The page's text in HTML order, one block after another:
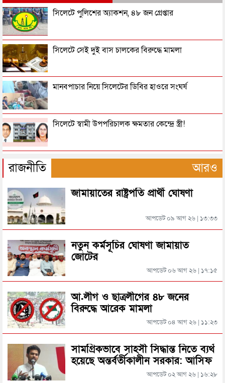
২০২৬ বিশ্বকাপে কে কোন পুরস্কার জিতলেন
আর্জেন্টিনাকে হারিয়ে বিশ্বচ্যাম্পিয়ন স্পেন
নারী মরদেহের ময়নাতদন্তে নারী ডোম নিয়োগ দিতে
হাইকোর্টের রুল
এমবাপের রেকর্ড, সাকার হ্যাটট্রিকের ১০ গোলের থ্রিলারে
ইংল্যান্ডের ব্রোঞ্জ জয়
দুর্দান্ত জয়ে ইংল্যান্ডকে হারিয়ে ফাইনালে মেসির আর্জেন্টিনা
ফ্রান্সকে হারিয়ে বিশ্বকাপের ফাইনালে অপ্রতিরোধ্য স্পেন
রেফারিকে মেসি বললেন, ‘আমাকে সম্মান দিয়ে কথা বলো’
সুইজারল্যান্ডকে উড়িয়ে দিয়ে সেমিফাইনালে আর্জেন্টিনা
নরওয়েকে হারিয়ে সেমিফাইনালে ইংল্যান্ড
৩ বছরের কারাদণ্ড হতে পারে এমবাপ্পের!
সিলেটে পুলিশের অ্যাকশন, ৪৮ জন গ্রেপ্তার
সিলেটে সেই দুই বাস চালকের বিরুদ্ধে মামলা
মানবপাচার নিয়ে সিলেটের ডিবির হাওরে সংঘর্ষ
সিলেটে স্বামী উপপরিচালক ক্ষমতার কেন্দ্রে স্ত্রী!
হবিগঞ্জে মহাসড়কে ত্রিমুখী সংঘর্ষে প্রাণ গেল ২ জনের
সিলেটে বিদ্যুৎস্পৃষ্টে প্রাণ গেল সিসিক কর্মীর
বিচ্ছেদ স্বামীর
জামায়াতের রাষ্ট্রপতি প্রার্থী ঘোষণা
রাষ্ট্রপতি নির্বাচনে বিএনপির দুই মনোনয়নপত্র সংগ্রহ
সিলেটের মহাসড়কে ৬ মাসে দুর্ঘটনায় ১১৭ জনের প্রাণহানি
রাজনীতি আরও
জামায়াতের রাষ্ট্রপতি প্রার্থী ঘোষণা
আপডেট ০৯ আগ ২৬ | ১৩:৩৩
নতুন কর্মসূচির ঘোষণা জামায়াত
জোটের
আপডেট ০৬ আগ ২৬ | ১৭:১৫
আ.লীগ ও ছাত্রলীগের ৪৮ জনের
বিরুদ্ধে আরেক মামলা
আপডেট ০৪ আগ ২৬ | ১১:২৩
সামগ্রিকভাবে সাহসী সিদ্ধান্ত নিতে ব্যর্থ
হয়েছে অন্তর্বর্তীকালীন সরকার: আসিফ
আপডেট ০২ আগ ২৬ | ১৬:২৮